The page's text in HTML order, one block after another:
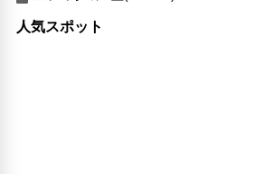
人気スポット